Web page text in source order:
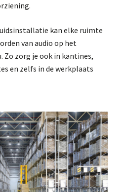
kan elke ruimte
van audio op het
Zo zorg je ook in kantines,
en zelfs in de werkplaats